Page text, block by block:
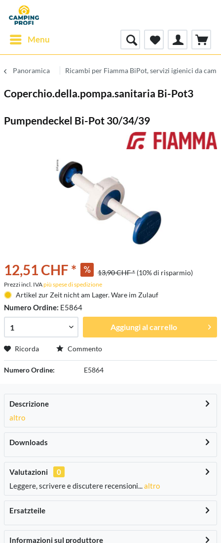
Menu
Panoramica Ricambi per Fiamma BiPot, servizi igienici da
Coperchio.della.pompa.sanitaria Bi-Pot3
Pumpendeckel Bi-Pot 30/34/39
12,51 CHF * 13,90 CHF * (10% di risparmio)
Prezzi incl. IVApiù spese di spedizione
Artikel zur Zeit nicht am Lager. Ware im Zulauf
Numero Ordine: E5864
Aggiungi al carrello
Ricorda Commento
Numero Ordine: E5864
Descrizione
altro
Downloads
Valutazioni
0
Leggere, scrivere e discutere recensioni...altro
Ersatzteile
Informazioni sul produttore